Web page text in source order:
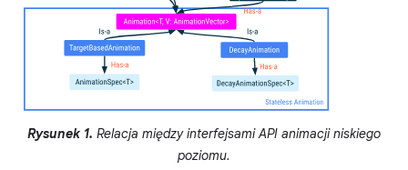
Rysunek 1. Relacja między interfejsami API animacji niskiego
poziomu.